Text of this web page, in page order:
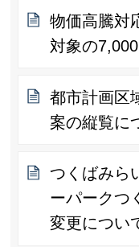
物価高騰対
対象の7,000
都市計画区
案の縦覧に
つくばみら
ーパークつ
変更につい